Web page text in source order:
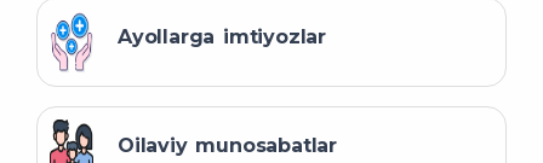
Ayollarga imtiyozlar
Oilaviy munosabatlar